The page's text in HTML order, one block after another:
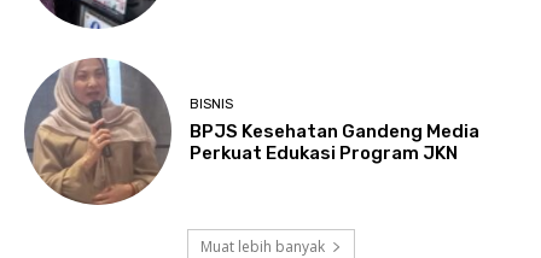
BISNIS
BPJS Kesehatan Gandeng Media
Perkuat Edukasi Program JKN
Muat lebih banyak